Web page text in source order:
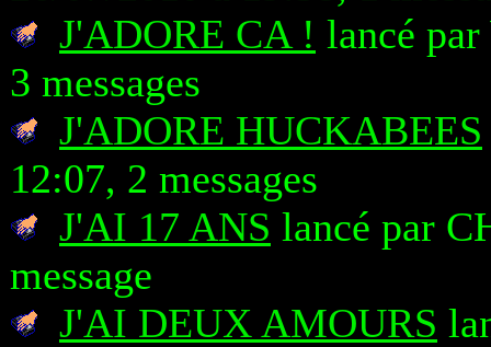
J'ADORE CA ! lancé
3 messages
J'ADORE HUCKABEES
12:07, 2 messages
J'AI 17 ANS lancé par
message
J'AI DEUX AMOURS